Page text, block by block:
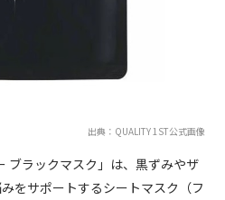
出典：QUALITY 1ST公式画像
ブラックマスク」は、黒ずみやザ
をサポートするシートマスク（フ